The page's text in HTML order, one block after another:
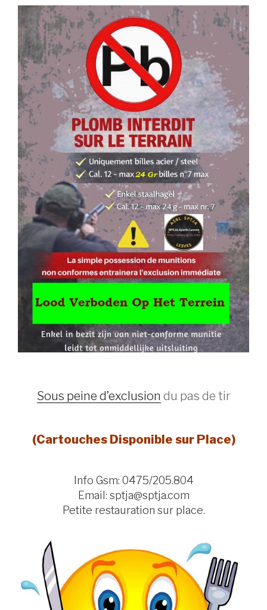
Sous peine d’exclusion du pas de tir
(Cartouches Disponible sur Place)
Info Gsm: 0475/205.804
Email: sptja@sptja.com
Petite restauration sur place.